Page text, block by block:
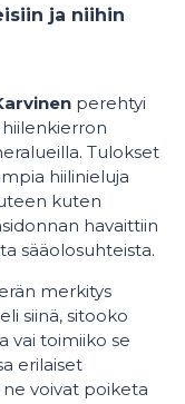
ja niihin
perehtyi
Tulokset
hiilinieluja
kuten
havaittiin
sääolosuhteista.
merkitys
siinä, sitooko
vai toimiiko se
erilaiset
voivat poiketa